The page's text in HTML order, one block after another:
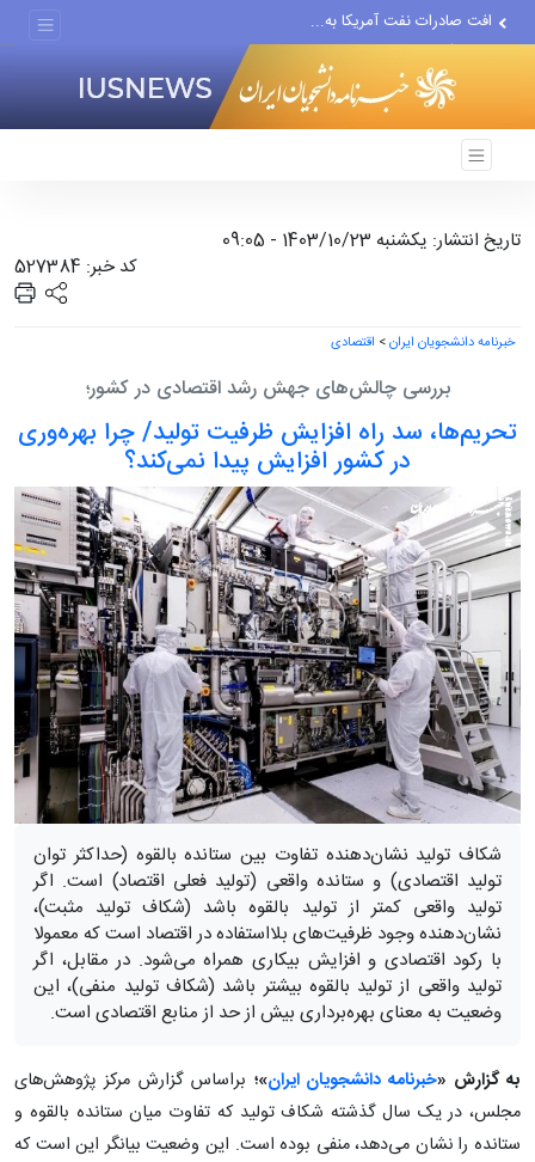
افت صادرات نفت آمریکا به...
انصارالله حمله به یک نفتکش...
حادثه امنیتی دریایی در جنوب...
تاریخ انتشار: یکشنبه 1403/10/23 - 09:05
کد خبر: 527384
خبرنامه دانشجویان ایران> اقتصادی
بررسی چالش‌های جهش رشد اقتصادی در کشور؛
تحریم‌ها، سد راه افزایش ظرفیت تولید/ چرا بهره‌وری
در کشور افزایش پیدا نمی‌کند؟
شکاف تولید نشان‌دهنده تفاوت بین ستانده بالقوه (حداکثر توان
تولید اقتصادی) و ستانده واقعی (تولید فعلی اقتصاد) است. اگر
تولید واقعی کمتر از تولید بالقوه باشد (شکاف تولید مثبت)،
نشان‌دهنده وجود ظرفیت‌های بلااستفاده در اقتصاد است که معمولا
با رکود اقتصادی و افزایش بیکاری همراه می‌شود. در مقابل، اگر
تولید واقعی از تولید بالقوه بیشتر باشد (شکاف تولید منفی)، این
وضعیت به معنای بهره‌برداری بیش از حد از منابع اقتصادی است.
به گزارش «خبرنامه دانشجویان ایران»؛ براساس گزارش مرکز پژوهش‌های
مجلس، در یک سال گذشته شکاف تولید که تفاوت میان ستانده بالقوه و
ستانده را نشان می‌دهد، منفی بوده است. این وضعیت بیانگر این است که